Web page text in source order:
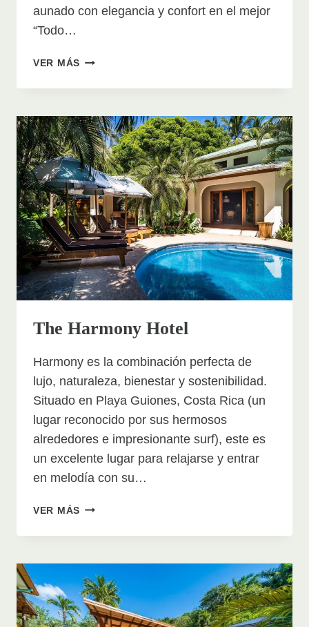
aunado con elegancia y confort en el mejor
“Todo…
VER MÁS VILLAS
HOTEL
BEACH
RESORT
The Harmony Hotel
Harmony es la combinación perfecta de
lujo, naturaleza, bienestar y sostenibilidad.
Situado en Playa Guiones, Costa Rica (un
lugar reconocido por sus hermosos
alrededores e impresionante surf), este es
un excelente lugar para relajarse y entrar
en melodía con su…
VER MÁS THE
HOTEL